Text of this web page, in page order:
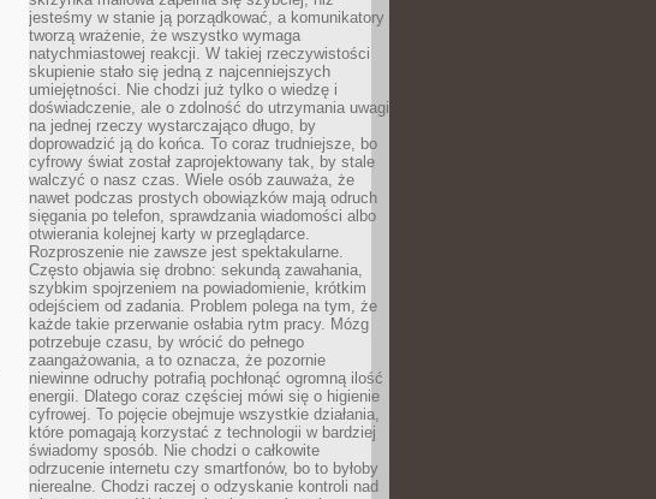
jesteśmy w stanie ją porządkować, a komunikatory
tworzą wrażenie, że wszystko wymaga
natychmiastowej reakcji. W takiej rzeczywistości
skupienie stało się jedną z najcenniejszych
umiejętności. Nie chodzi już tylko o wiedzę i
doświadczenie, ale o zdolność do utrzymania uwagi
na jednej rzeczy wystarczająco długo, by
doprowadzić ją do końca. To coraz trudniejsze, bo
cyfrowy świat został zaprojektowany tak, by stale
walczyć o nasz czas. Wiele osób zauważa, że
nawet podczas prostych obowiązków mają odruch
sięgania po telefon, sprawdzania wiadomości albo
otwierania kolejnej karty w przeglądarce.
Rozproszenie nie zawsze jest spektakularne.
Często objawia się drobno: sekundą zawahania,
szybkim spojrzeniem na powiadomienie, krótkim
odejściem od zadania. Problem polega na tym, że
każde takie przerwanie osłabia rytm pracy. Mózg
potrzebuje czasu, by wrócić do pełnego
zaangażowania, a to oznacza, że pozornie
niewinne odruchy potrafią pochłonąć ogromną ilość
energii. Dlatego coraz częściej mówi się o higienie
cyfrowej. To pojęcie obejmuje wszystkie działania,
które pomagają korzystać z technologii w bardziej
świadomy sposób. Nie chodzi o całkowite
odrzucenie internetu czy smartfonów, bo to byłoby
nierealne. Chodzi raczej o odzyskanie kontroli nad